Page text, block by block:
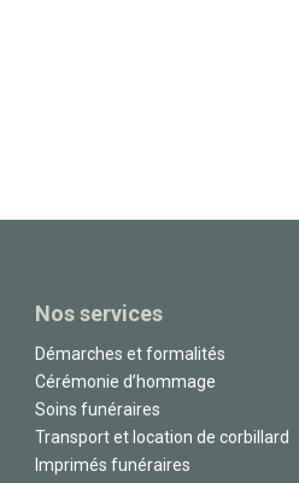
Nos services
Démarches et formalités
Cérémonie d’hommage
Soins funéraires
Transport et location de corbillard
Imprimés funéraires